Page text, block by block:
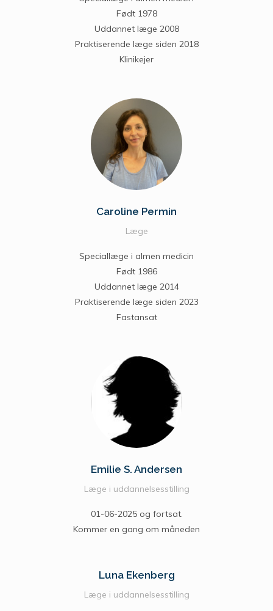
Født 1978
Uddannet læge 2008
Praktiserende læge siden 2018
Klinikejer
Caroline Permin
Læge
Speciallæge i almen medicin
Født 1986
Uddannet læge 2014
Praktiserende læge siden 2023
Fastansat
Emilie S. Andersen
Læge i uddannelsesstilling
01-06-2025 og fortsat.
Kommer en gang om måneden
Luna Ekenberg
Læge i uddannelsesstilling